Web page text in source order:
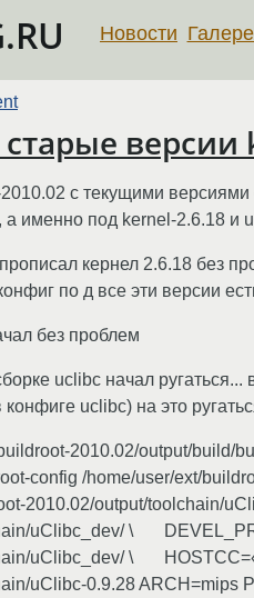
Новости
версии
с текущими версиями
именно под kernel-2.6.18 и
кернел 2.6.18 без
по д все эти версии
без проблем
uclibc начал
uclibc) на это
2010.02/output/build/
config /home/user/ext/
2010.02/output/
uClibc_dev/ \
uClibc_dev/ \
uClibc-0.9.28 ARCH=mips